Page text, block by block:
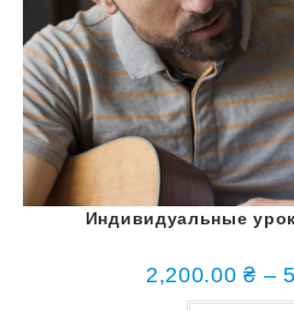
Индивидуальные
2,200.00₴ –